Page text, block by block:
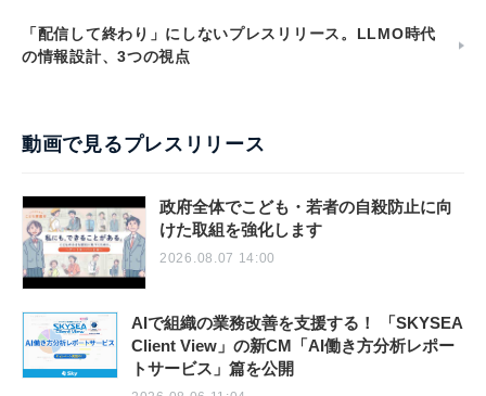
「配信して終わり」にしないプレスリリース。LLMO時代
の情報設計、3つの視点
動画で見るプレスリリース
政府全体でこども・若者の自殺防止に向
けた取組を強化します
2026.08.07 14:00
AIで組織の業務改善を支援する！ 「SKYSEA
Client View」の新CM「AI働き方分析レポー
トサービス」篇を公開